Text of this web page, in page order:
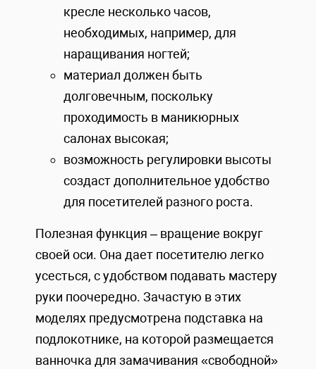
кресле несколько часов,
необходимых, например, для
наращивания ногтей;
материал должен быть
долговечным, поскольку
проходимость в маникюрных
салонах высокая;
возможность регулировки высоты
создаст дополнительное удобство
для посетителей разного роста.
Полезная функция – вращение вокруг
своей оси. Она дает посетителю легко
усесться, с удобством подавать мастеру
руки поочередно. Зачастую в этих
моделях предусмотрена подставка на
подлокотнике, на которой размещается
ванночка для замачивания «свободной»